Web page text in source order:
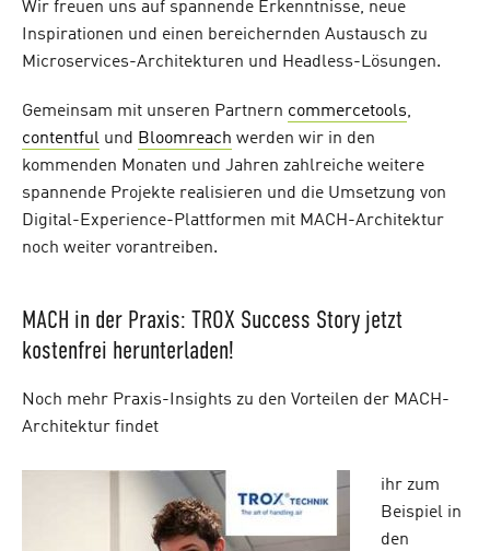
Wir freuen uns auf spannende Erkenntnisse, neue
Inspirationen und einen bereichernden Austausch zu
Microservices-Architekturen und Headless-Lösungen.
Gemeinsam mit unseren Partnern commercetools,
contentful und Bloomreach werden wir in den
kommenden Monaten und Jahren zahlreiche weitere
spannende Projekte realisieren und die Umsetzung von
Digital-Experience-Plattformen mit MACH-Architektur
noch weiter vorantreiben.
MACH in der Praxis: TROX Success Story jetzt
kostenfrei herunterladen!
Noch mehr Praxis-Insights zu den Vorteilen der MACH-
Architektur findet
ihr zum
Beispiel in
den